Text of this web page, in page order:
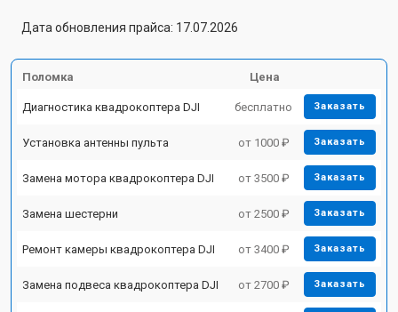
Дата обновления прайса: 17.07.2026
Поломка Цена
Диагностика квадрокоптера DJI бесплатно Заказать
Установка антенны пульта от 1000 ₽ Заказать
Замена мотора квадрокоптера DJI от 3500 ₽ Заказать
Замена шестерни от 2500 ₽ Заказать
Ремонт камеры квадрокоптера DJI от 3400 ₽ Заказать
Замена подвеса квадрокоптера DJI от 2700 ₽ Заказать